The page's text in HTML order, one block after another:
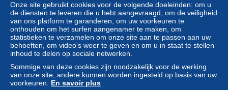
Onze site gebruikt cookies voor de volgende doeleinden: om u
de diensten te leveren die u hebt aangevraagd, om de veiligheid
van ons platform te garanderen, om uw voorkeuren te
onthouden om het surfen aangenamer te maken, om
statistieken te verzamelen om onze site aan te passen aan uw
behoeften, om video's weer te geven en om u in staat te stellen
inhoud te delen op sociale netwerken.
Sommige van deze cookies zijn noodzakelijk voor de werking
van onze site, andere kunnen worden ingesteld op basis van uw
voorkeuren. En savoir plus
Kopen op Delcampe
Verkopen op Delcampe
Een beveiligde website